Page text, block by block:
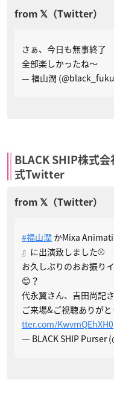
さぁ、今日も無事終了
全部楽しかったね〜
— 福山潤
BLACK SHIP株式
式Twitter
#福山潤 かMixa
』に出演致しました⚾️
お久しぶりのおお振り
😊？
代永翼さん、吉田尚記
ご来場&ご視聴ありがと
tter.com/KwvmQEhXH0
— BLACK SHIP Purser